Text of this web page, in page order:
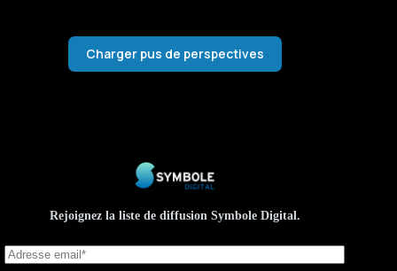
Charger pus de perspectives
Rejoignez la liste de diffusion Symbole Digital.